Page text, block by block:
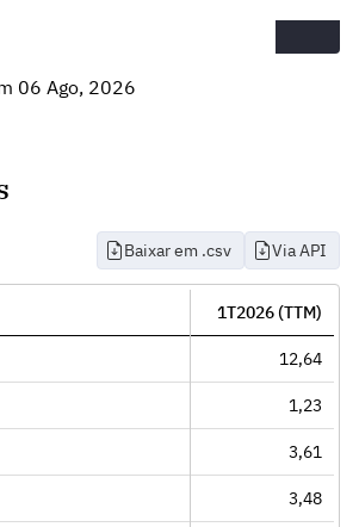
06 Ago, 2026
Baixar em .csv Via API
1T2026 (TTM)
12,64
1,23
3,61
3,48